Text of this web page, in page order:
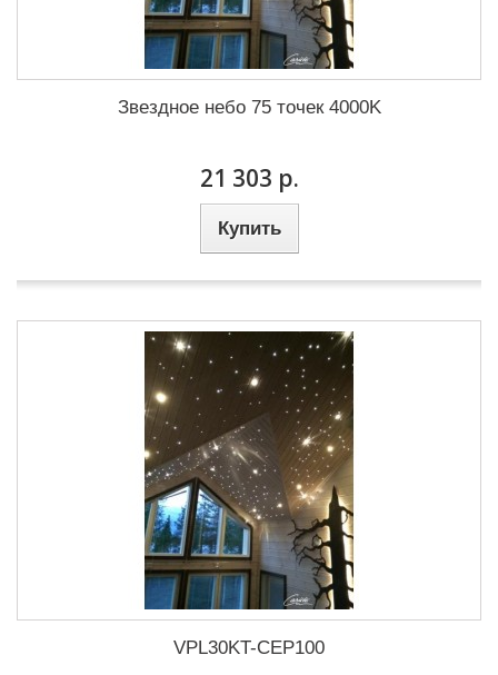
Звездное небо 75 точек 4000K
21 303 р.
Купить
VPL30KT-CEP100